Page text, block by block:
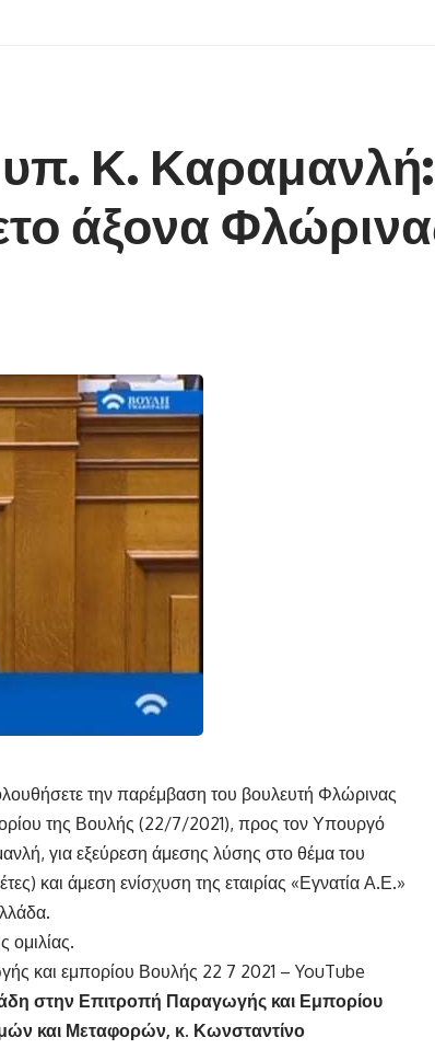
Κ.
άξονα
την παρέμβαση του βουλευτή Φλώρινας
της Βουλής (22/7/2021), προς τον Υπουργό
για εξεύρεση άμεσης λύσης στο θέμα του
και άμεση ενίσχυση της εταιρίας «Εγνατία Α.Ε.»
ομιλίας.
και εμπορίου Βουλής 22 7 2021 – YouTube
στην Επιτροπή Παραγωγής και Εμπορίου
και Μεταφορών, κ. Κωνσταντίνο